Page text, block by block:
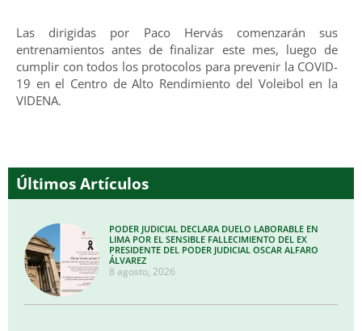
Las dirigidas por Paco Hervás comenzarán sus
entrenamientos antes de finalizar este mes, luego de
cumplir con todos los protocolos para prevenir la COVID-
19 en el Centro de Alto Rendimiento del Voleibol en la
VIDENA.
Últimos Artículos
PODER JUDICIAL DECLARA DUELO LABORABLE EN
LIMA POR EL SENSIBLE FALLECIMIENTO DEL EX
PRESIDENTE DEL PODER JUDICIAL OSCAR ALFARO
ÁLVAREZ
8 agosto, 2026